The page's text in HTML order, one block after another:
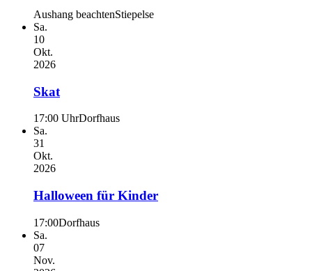
Aushang beachtenStiepelse
Sa.
10
Okt.
2026
Skat
17:00 UhrDorfhaus
Sa.
31
Okt.
2026
Halloween für Kinder
17:00Dorfhaus
Sa.
07
Nov.